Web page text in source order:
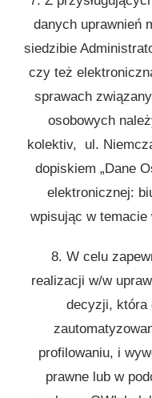
danych uprawnień
siedzibie
czy też
sprawach
osobowych
kolektiv, ul.
dopiskiem „Dane
elektronicznej:
wpisując w temacie
8. W celu
realizacji w/w
decyzji, która
profilowaniu, i
prawne lub w